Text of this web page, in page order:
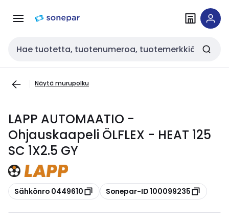
navigointiinsisältöön
Haku
Näytä murupolku
LAPP AUTOMAATIO -
Ohjauskaapeli ÖLFLEX - HEAT 125
SC 1X2.5 GY
Kopioi
Sähkönro 0449610 Kopioi
Sonepar-ID 100099235